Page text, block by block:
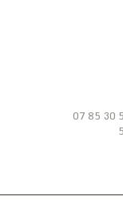
07 85 30